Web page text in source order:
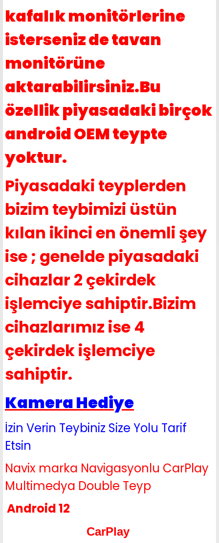
kafalık monitörlerine
isterseniz de tavan
monitörüne
aktarabilirsiniz.Bu
özellik piyasadaki birçok
android OEM teypte
yoktur.
Piyasadaki teyplerden
bizim teybimizi üstün
kılan ikinci en önemli şey
ise ; genelde piyasadaki
cihazlar 2 çekirdek
işlemciye sahiptir.Bizim
cihazlarımız ise 4
çekirdek işlemciye
sahiptir.
Kamera Hediye
İzin Verin Teybiniz Size Yolu Tarif
Etsin
Navix marka Navigasyonlu CarPlay
Multimedya Double Teyp
Android 12
CarPlay